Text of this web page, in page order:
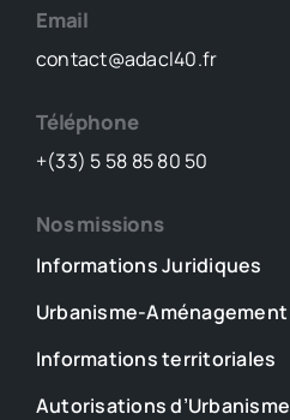
Email
contact@adacl40.fr
Téléphone
+(33) 5 58 85 80 50
Nos missions
Informations Juridiques
Urbanisme-Aménagement
Informations territoriales
Autorisations d’Urbanisme